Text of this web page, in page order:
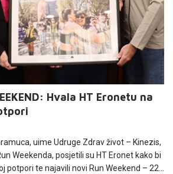
Hvala HT Eronetu na
uime Udruge Zdrav život – Kinezis,
Weekenda, posjetili su HT Eronet kako bi
potpori te najavili novi Run Weekend – 22.